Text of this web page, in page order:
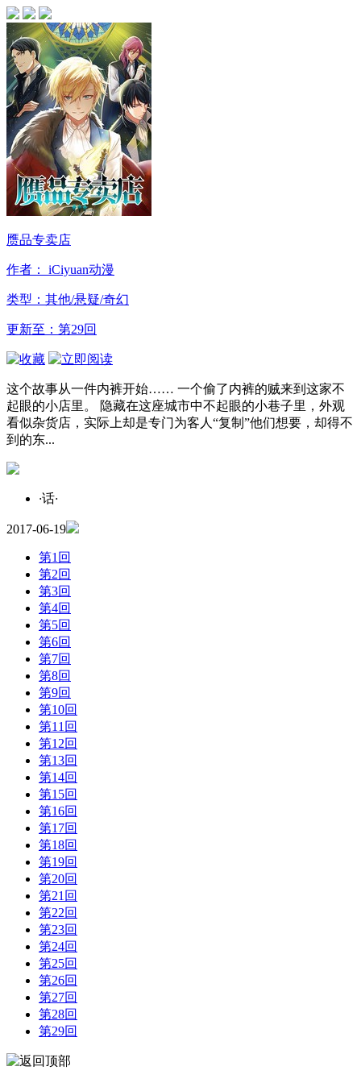
赝品专卖店
作者： iCiyuan动漫
类型：其他/悬疑/奇幻
更新至：第29回
这个故事从一件内裤开始…… 一个偷了内裤的贼来到这家不
起眼的小店里。 隐藏在这座城市中不起眼的小巷子里，外观
看似杂货店，实际上却是专门为客人“复制”他们想要，却得不
到的东...
·话·
2017-06-19
第1回
第2回
第3回
第4回
第5回
第6回
第7回
第8回
第9回
第10回
第11回
第12回
第13回
第14回
第15回
第16回
第17回
第18回
第19回
第20回
第21回
第22回
第23回
第24回
第25回
第26回
第27回
第28回
第29回